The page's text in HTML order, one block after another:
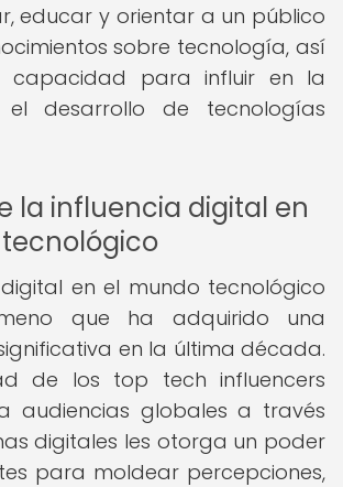
educar y orientar a un público
sobre tecnología, así
capacidad para influir en la
desarrollo de tecnologías
la influencia digital en
en el mundo tecnológico
que ha adquirido una
en la última década.
de los top tech influencers
audiencias globales a través
digitales les otorga un poder
para moldear percepciones,